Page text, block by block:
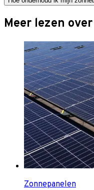
Meer lezen
Zonnepanelen